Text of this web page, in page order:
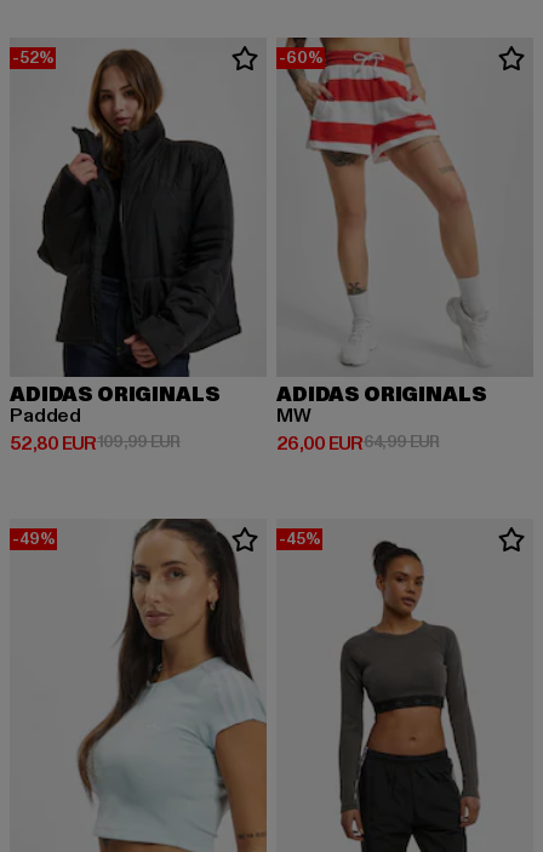
-52%
ADIDAS ORIGINALS
Padded
52,80 EUR
Derzeitiger Preis: 52,80 EUR
109,99 EURAktionspreis: 109,99 EUR
-60%
ADIDAS ORIGINALS
MW
26,00 EUR
Derzeitiger Preis: 26,00 EUR
64,99 EURAktionspreis:
-49% -45%